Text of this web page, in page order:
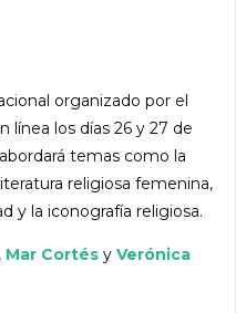
organizado por el
línea los días 26 y 27 de
temas como la
religiosa femenina,
y la iconografía religiosa.
, Mar Cortés yVerónica